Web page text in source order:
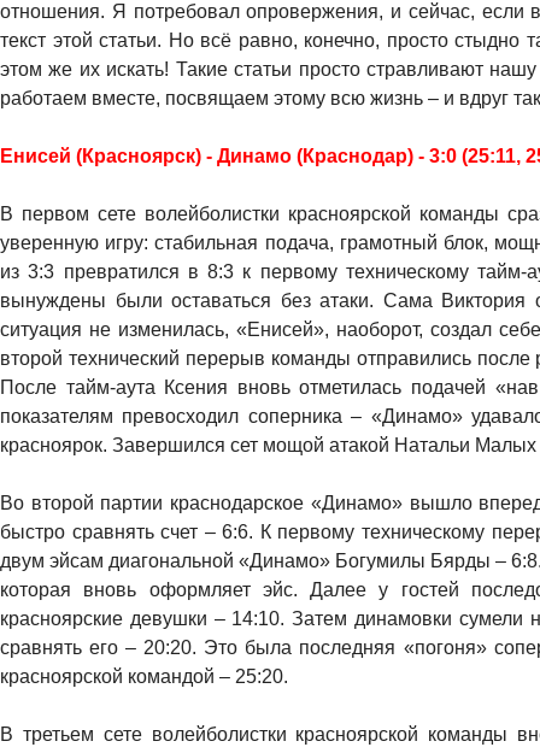
отношения. Я потребовал опровержения, и сейчас,
текст этой статьи. Но всё равно, конечно, просто стыдно
этом же их искать! Такие статьи просто стравливают
работаем вместе, посвящаем этому всю жизнь – и вдруг
Енисей (Красноярск) - Динамо (Краснодар) - 3:0 (25:11,
В первом сете волейболистки красноярской команды
уверенную игру: стабильная подача, грамотный блок,
из 3:3 превратился в 8:3 к первому техническому
вынуждены были оставаться без атаки. Сама Виктория
ситуация не изменилась, «Енисей», наоборот, создал
второй технический перерыв команды отправились
После тайм-аута Ксения вновь отметилась подачей
показателям превосходил соперника – «Динамо»
красноярок. Завершился сет мощой атакой Натальи Малых
Во второй партии краснодарское «Динамо» вышло
быстро сравнять счет – 6:6. К первому техническому
двум эйсам диагональной «Динамо» Богумилы Бярды –
которая вновь оформляет эйс. Далее у гостей
красноярские девушки – 14:10. Затем динамовки сумели
сравнять его – 20:20. Это была последняя «погоня»
красноярской командой – 25:20.
В третьем сете волейболистки красноярской команды